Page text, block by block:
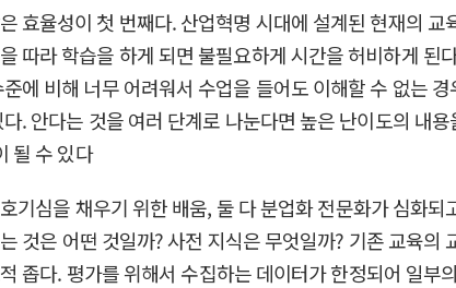
효율성이 첫 번째다. 산업혁명 시대에 설계된 현재의 교
따라 학습을 하게 되면 불필요하게 시간을 허비하게 된
에 비해 너무 어려워서 수업을 들어도 이해할 수 없는
. 안다는 것을 여러 단계로 나눈다면 높은 난이도의 내
될 수 있다
심을 채우기 위한 배움, 둘 다 분업화 전문화가 심화되
것은 어떤 것일까? 사전 지식은 무엇일까? 기존 교육의
좁다. 평가를 위해서 수집하는 데이터가 한정되어 일부